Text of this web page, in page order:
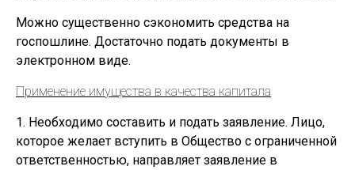
Можно существенно сэкономить средства на
госпошлине. Достаточно подать документы в
электронном виде.
Применение имущества в качества капитала
1. Необходимо составить и подать заявление. Лицо,
которое желает вступить в Общество с ограниченной
ответственностью, направляет заявление в